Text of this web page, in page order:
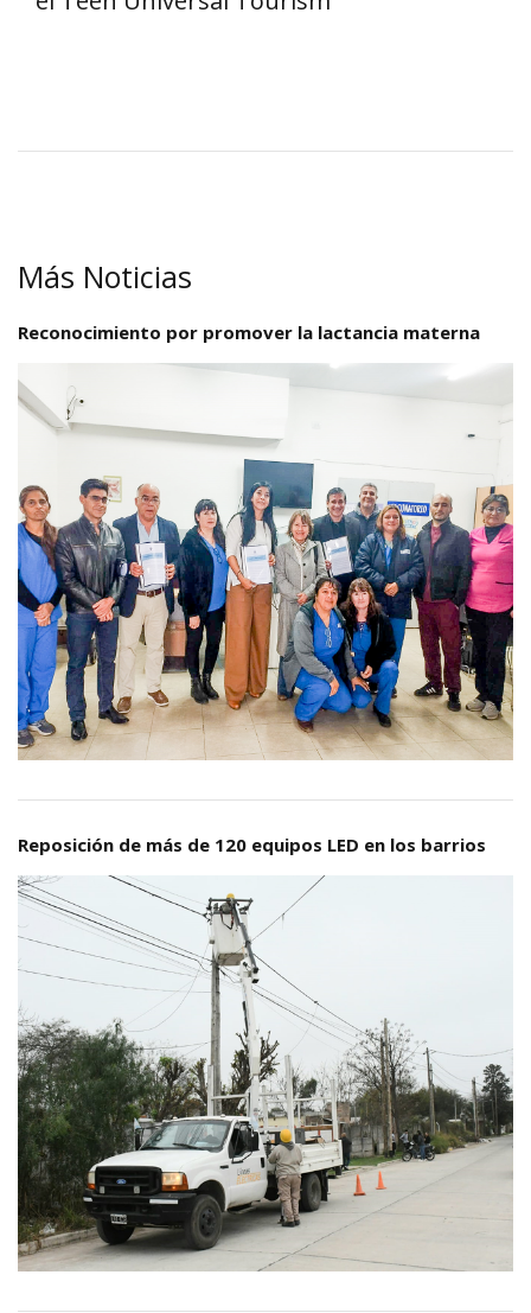
Más Noticias
Reconocimiento por promover la lactancia materna
Reposición de más de 120 equipos LED en los barrios